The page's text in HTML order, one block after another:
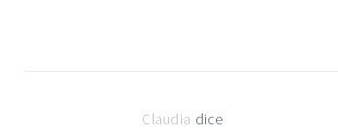
Claudia dice